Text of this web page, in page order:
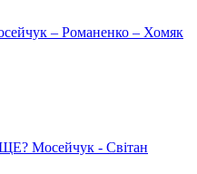
– Романенко – Хомяк
Мосейчук - Світан